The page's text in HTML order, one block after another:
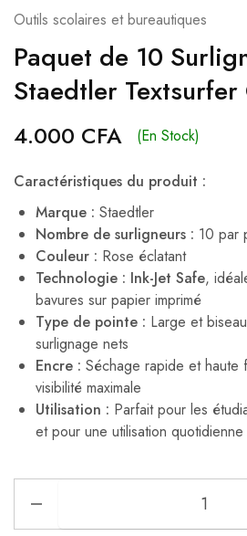
Outils scolaires et bureautiques
Paquet de 10
Staedtler Textsurfer
4.000 CFA (En Stock)
Caractéristiques du produit :
Marque : Staedtler
Nombre de surligneurs : 10 par
Couleur : Rose éclatant
Technologie : Ink-Jet Safe,
bavures sur papier imprimé
Type de pointe : Large et
surlignage nets
Encre : Séchage rapide et haute
visibilité maximale
Utilisation : Parfait pour les
et pour une utilisation